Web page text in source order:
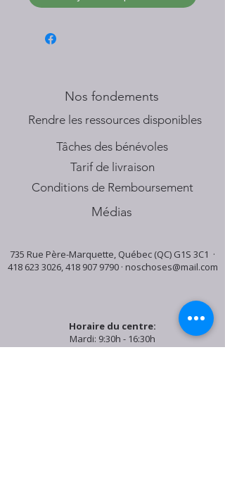
Nos fondements
​Rendre les ressources disponibles
Tâches des bénévoles
Tarif de livraison
Conditions de Remboursement
Médias
735 Rue Père-Marquette, Québec (QC) G1S 3C1 ·
418 623 3026,418 907 9790· noschoses@mail.com
Horaire du centre:
Mardi: 9:30h - 16:30h
Jeudi: 9:30h - 19:00h